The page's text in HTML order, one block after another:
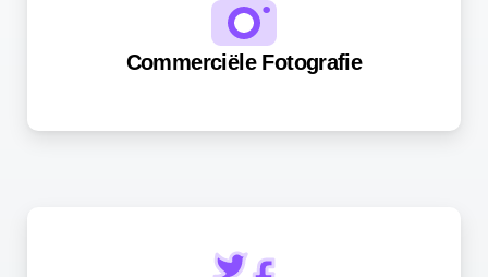
Commerciële Fotografie